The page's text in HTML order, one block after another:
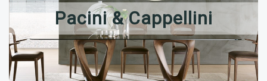
Pacini & Cappellini